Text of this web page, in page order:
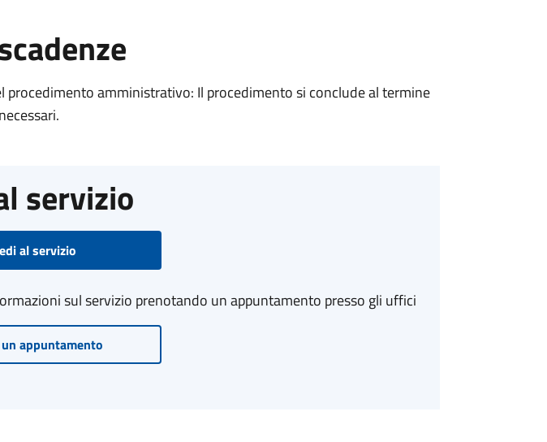
procedimento amministrativo: Il procedimento si conclude al termine
servizio
al servizio
sul servizio prenotando un appuntamento presso gli uffici
appuntamento